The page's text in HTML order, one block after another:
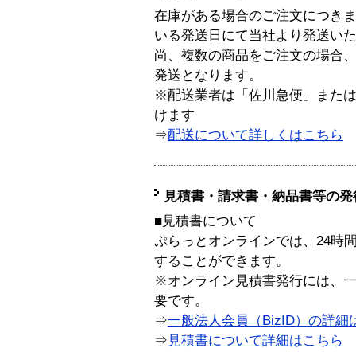
在庫がある場合のご注文につき
いる発送日にて当社より発送い
尚、複数の商品をご注文の場合
発送となります。
※配送業者は「佐川急便」また
けます
⇒配送について詳しくはこちら
見積書・請求書・納品書等の
■見積書について
ぷらっとオンラインでは、24時
することができます。
※オンライン見積書発行には、
要です。
⇒一般法人会員（BizID）の詳細
⇒ 見積書について詳細はこちら